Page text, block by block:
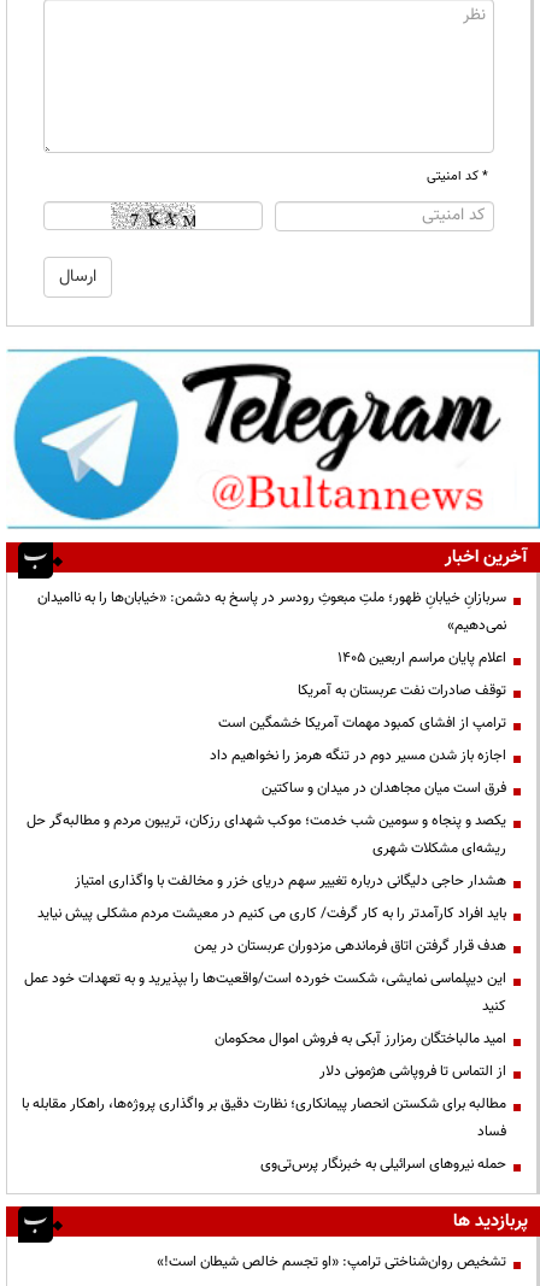
* کد امنیتی
آخرین اخبار
سربازانِ خیابانِ ظهور؛ ملتِ مبعوثِ رودسر در پاسخ به دشمن: «خیابان‌ها را به ناامیدان
نمی‌دهیم»
اعلام پایان مراسم اربعین ۱۴۰۵
توقف صادرات نفت عربستان به آمریکا
ترامپ از افشای کمبود مهمات آمریکا خشمگین است
اجازه باز شدن مسیر دوم در تنگه هرمز را نخواهیم داد
فرق است میان مجاهدان در میدان و ساکتین
یکصد و پنجاه و سومین شب خدمت؛ موکب شهدای رزکان، تریبون مردم و مطالبه‌گر حل
ریشه‌ای مشکلات شهری
هشدار حاجی دلیگانی درباره تغییر سهم دریای خزر و مخالفت با واگذاری امتیاز
باید افراد کارآمدتر را به کار گرفت/ کاری می کنیم در معیشت مردم مشکلی پیش نیاید
هدف قرار گرفتن اتاق‌ فرماندهی مزدوران عربستان در یمن
این دیپلماسی نمایشی، شکست خورده است/واقعیت‌ها را بپذیرید و به تعهدات خود عمل
کنید
امید مالباختگان رمزارز آبکی به فروش اموال محکومان
از التماس تا فروپاشی هژمونی دلار
مطالبه برای شکستن انحصار پیمانکاری؛ نظارت دقیق بر واگذاری پروژه‌ها، راهکار مقابله با
فساد
حمله نیروهای اسرائیلی به خبرنگار پرس‌تی‌وی
پربازدید ها
تشخیص روان‌شناختی ترامپ: «او تجسم خالص شیطان است!»